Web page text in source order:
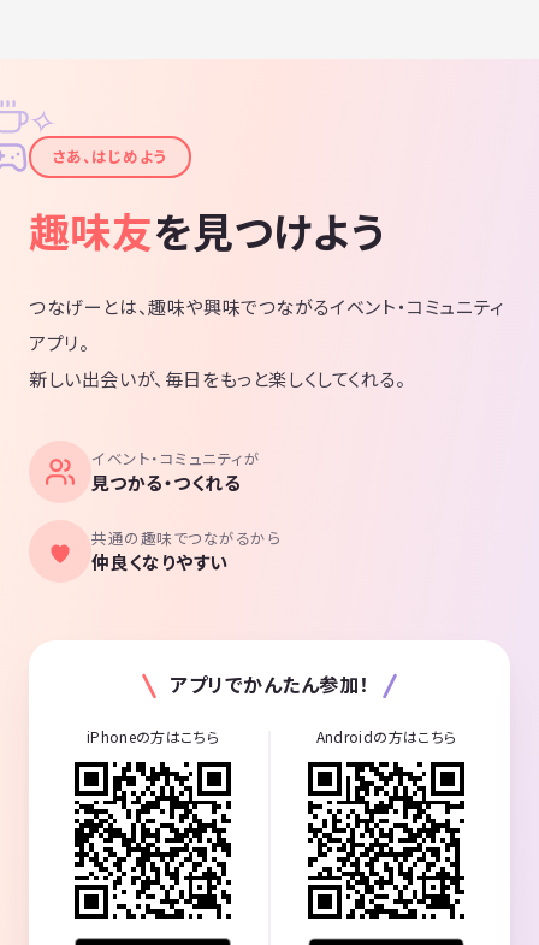
✦
✧
さあ、はじめよう
趣味友を見つけよう
つなげーとは、趣味や興味でつながるイベント・コミュニティ
アプリ。
新しい出会いが、毎日をもっと楽しくしてくれる。
イベント・コミュニティが
見つかる・つくれる
共通の趣味でつながるから
仲良くなりやすい
アプリでかんたん参加！
iPhoneの方はこちら Androidの方はこちら